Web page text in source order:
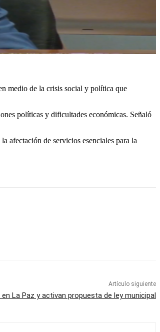
medio de la crisis social y política que
políticas y dificultades económicas. Señaló
afectación de servicios esenciales para la
Artículo siguiente
La Paz y activan propuesta de ley municipal